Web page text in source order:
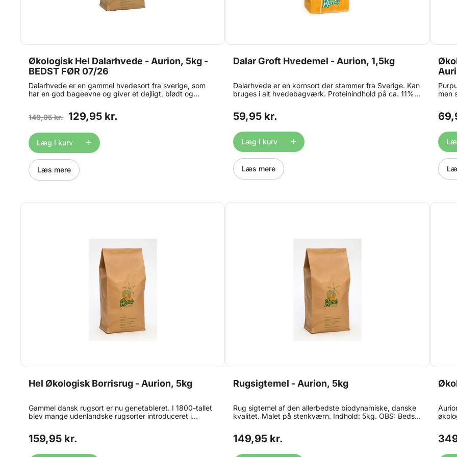
Økologisk Hel Dalarhvede - Aurion, 5kg -
BEDST FØR 07/26
Dalarhvede er en gammel hvedesort fra sverige, som
har en god bageevne og giver et dejligt, blødt og
kvalitetskrav.
149,95 kr. 129,95 kr.
Læg i kurv
Læs mere
Dalar Groft Hvedemel - Aurion, 1,5kg
Dalarhvede er en kornsort der stammer fra Sverige. Kan
bruges i alt hvedebagværk. Proteinindhold på ca. 11%.
med 1,5kg OBS: Bedst før dato på dette produkt er ned
59,95 kr.
Læg i kurv
Læs mere
men
pose
er
Hel Økologisk Borrisrug - Aurion, 5kg
Gammel dansk rugsort er nu genetableret. I 1800-tallet
blev mange udenlandske rugsorter introduceret i
forædlingsstation i Vestjylland, der specialiserede sig i
159,95 kr.
Rugsigtemel - Aurion, 5kg
Rug sigtemel af den allerbedste biodynamiske, danske
kvalitet. Malet på stenkværn. Indhold: 5kg. OBS: Bedst
149,95 kr.
dit